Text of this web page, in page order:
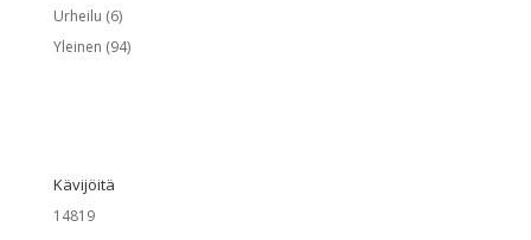
Urheilu (6)
Yleinen (94)
Kävijöitä
14819